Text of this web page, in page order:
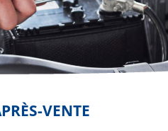
D'OCCASION
NOUS
VENTE